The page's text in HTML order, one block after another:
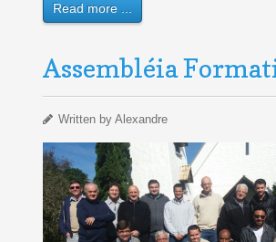
Read more ...
Assembléia
Written by Alexandre